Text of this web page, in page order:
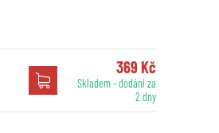
369 Kč
Skladem - dodání za
2 dny